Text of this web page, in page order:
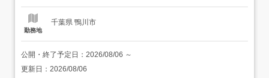
勤務地
千葉県 鴨川市
公開・終了予定日： 2026/08/06 ～
更新日： 2026/08/06